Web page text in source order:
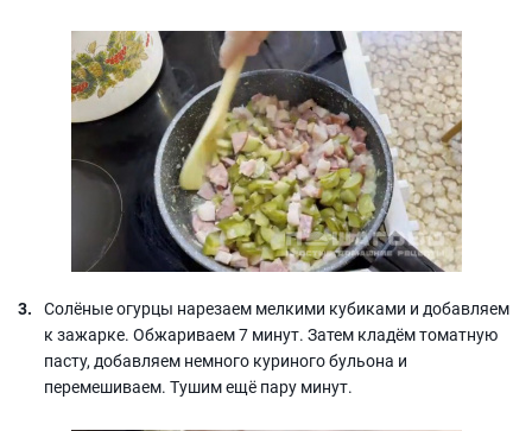
Солёные огурцы нарезаем мелкими кубиками и добавляем
к зажарке. Обжариваем 7 минут. Затем кладём томатную
пасту, добавляем немного куриного бульона и
перемешиваем. Тушим ещё пару минут.